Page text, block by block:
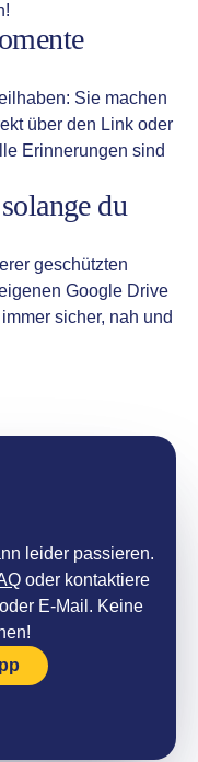
Sie machen
über den Link oder
Erinnerungen sind
du
geschützten
Google Drive
sicher, nah und
leider passieren.
oder kontaktiere
E-Mail. Keine